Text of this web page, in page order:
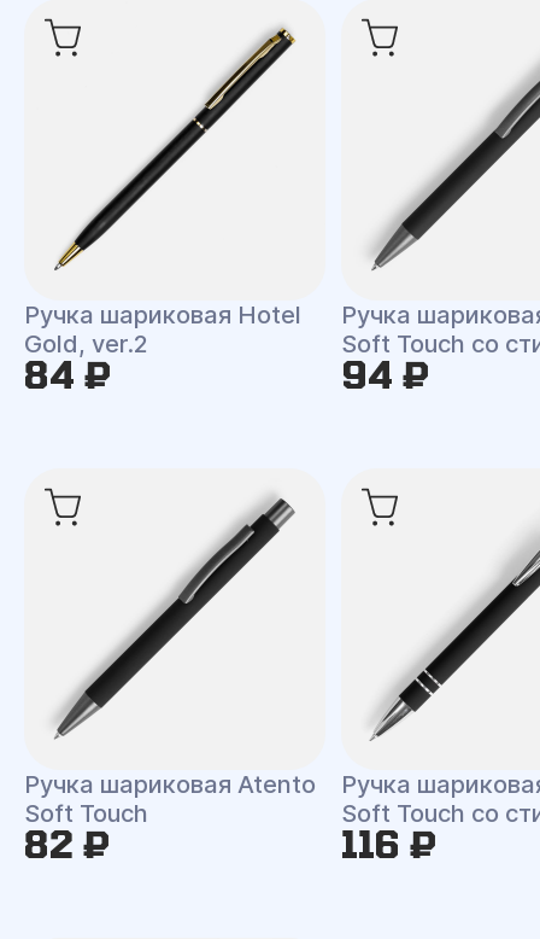
Ручка шариковая Hotel
Gold, ver.2
84 ₽
Ручка
Soft Touch со
94 ₽
Ручка шариковая Atento
Soft Touch
82 ₽
Ручка
Soft Touch со
116 ₽